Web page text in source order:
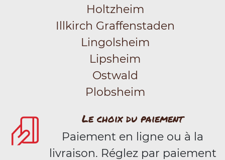
Holtzheim
Illkirch Graffenstaden
Lingolsheim
Lipsheim
Ostwald
Plobsheim
Le choix du paiement
Paiement en ligne ou à la
livraison. Réglez par paiement